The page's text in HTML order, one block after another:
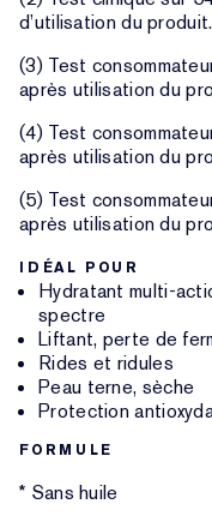
d’utilisation du produit.
(3) Test
après utilisation du
(4) Test
après utilisation du
(5) Test
après utilisation du
IDÉAL POUR
Hydratant multi-
spectre
Liftant, perte de
Rides et ridules
Peau terne, sèche
Protection
FORMULE
* Sans huile